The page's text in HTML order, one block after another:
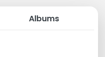
Albums